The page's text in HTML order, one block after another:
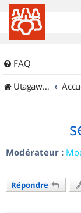
FAQ
UtagawaVTT (Randos VTT et VTTAE avec traces GPS)
Modérateur :
Répondre